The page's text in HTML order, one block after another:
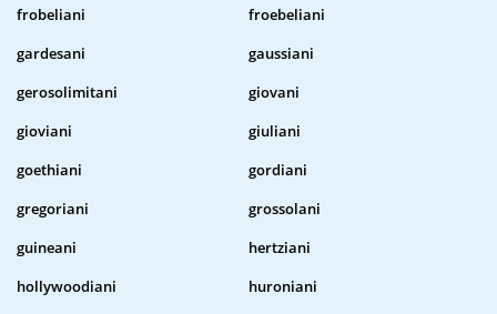
frobeliani
froebeliani
gardesani
gaussiani
gerosolimitani
giovani
gioviani
giuliani
goethiani
gordiani
gregoriani
grossolani
guineani
hertziani
hollywoodiani
huroniani